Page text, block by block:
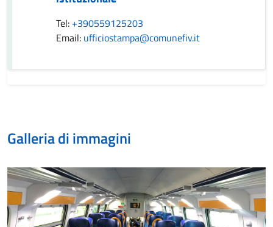
Tel: +390559125203
Email: ufficiostampa@comunefiv.it
Galleria di immagini